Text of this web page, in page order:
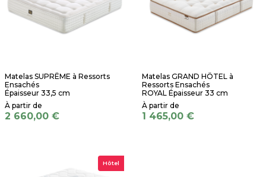
Matelas SUPRÊME à Ressorts
Ensachés
Épaisseur 33,5 cm
2 660,00 €
Matelas GRAND HÔTEL à
Ressorts Ensachés
ROYAL Épaisseur 33 cm
1 465,00 €
Hôtel